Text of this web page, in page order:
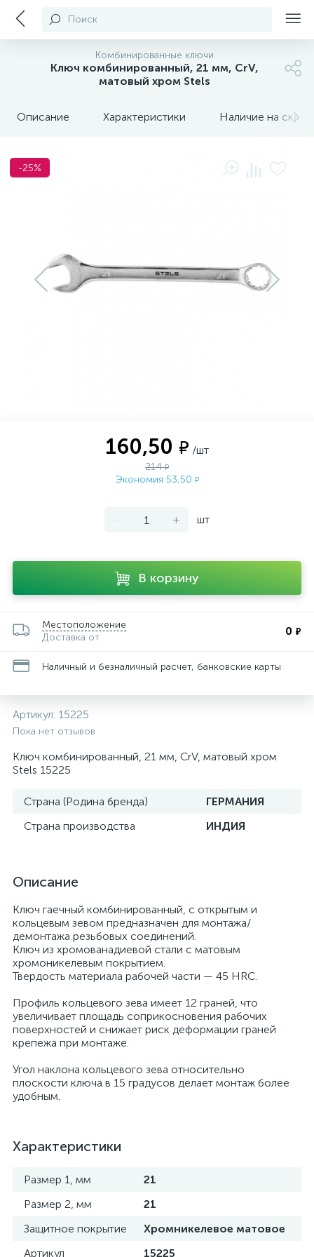
Поиск
Комбинированные ключи
Ключ комбинированный, 21 мм, CrV,
матовый хром Stels
Описание Характеристики Наличие на
-25%
160,50 ₽ /шт
214₽
Экономия 53,50 ₽
- + шт
В корзину
Местоположение
Доставка от
0 ₽
Наличный и безналичный расчет, банковские карты
Артикул: 15225
Пока нет отзывов
Ключ комбинированный, 21 мм, CrV, матовый хром
Stels 15225
Страна (Родина бренда)
ГЕРМАНИЯ
Страна производства
ИНДИЯ
Описание
Ключ гаечный комбинированный, с открытым и
кольцевым зевом предназначен для монтажа/
демонтажа резьбовых соединений.
Ключ из хромованадиевой стали с матовым
хромоникелевым покрытием.
Твердость материала рабочей части — 45 HRC.
Профиль кольцевого зева имеет 12 граней, что
увеличивает площадь соприкосновения рабочих
поверхностей и снижает риск деформации граней
крепежа при монтаже.
Угол наклона кольцевого зева относительно
плоскости ключа в 15 градусов делает монтаж более
удобным.
Характеристики
Размер 1, мм
21
Размер 2, мм
21
Защитное покрытие
Хромникелевое матовое
Артикул
15225